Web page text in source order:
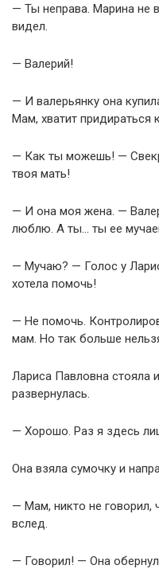
— Ты неправа. Марина не
видел.
— Валерий!
— И валерьянку она
Мам, хватит придираться
— Как ты можешь! —
твоя мать!
— И она моя жена. —
люблю. А ты… ты ее
— Мучаю? — Голос у
хотела помочь!
— Не помочь.
мам. Но так больше
Лариса Павловна стояла
развернулась.
— Хорошо. Раз я здесь
Она взяла сумочку и
— Мам, никто не говорил,
вслед.
— Говорил! — Она